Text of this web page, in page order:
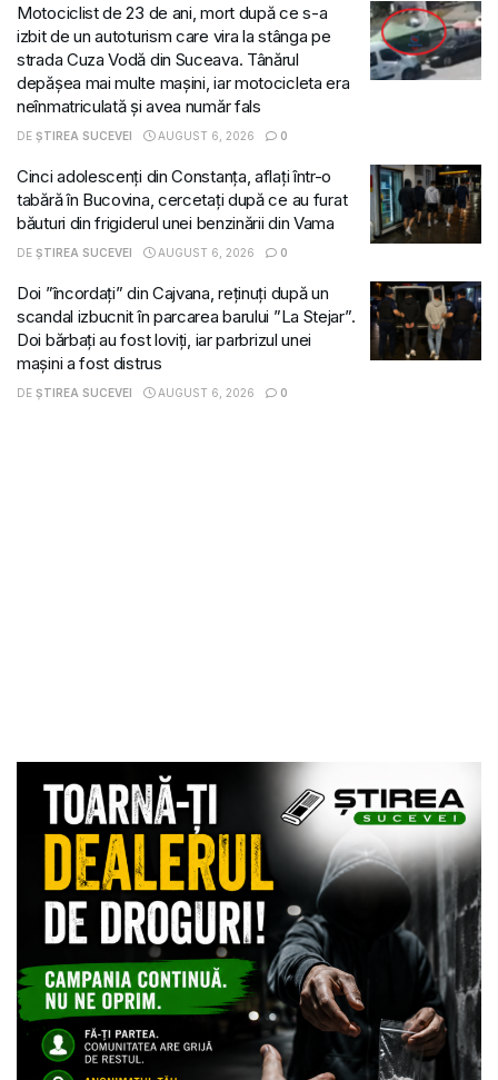
Motociclist de 23 de ani, mort după ce s-a
izbit de un autoturism care vira la stânga pe
strada Cuza Vodă din Suceava. Tânărul
depășea mai multe mașini, iar motocicleta era
neînmatriculată și avea număr fals
DE ȘTIREA SUCEVEI AUGUST 6, 2026 0
Cinci adolescenți din Constanța, aflați într-o
tabără în Bucovina, cercetați după ce au furat
băuturi din frigiderul unei benzinării din Vama
DE ȘTIREA SUCEVEI AUGUST 6, 2026 0
Doi ”încordați” din Cajvana, reținuți după un
scandal izbucnit în parcarea barului ”La Stejar”.
Doi bărbați au fost loviți, iar parbrizul unei
mașini a fost distrus
DE ȘTIREA SUCEVEI AUGUST 6, 2026 0